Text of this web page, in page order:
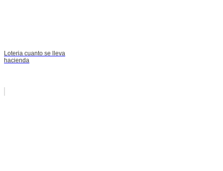
Loteria cuanto se lleva
hacienda